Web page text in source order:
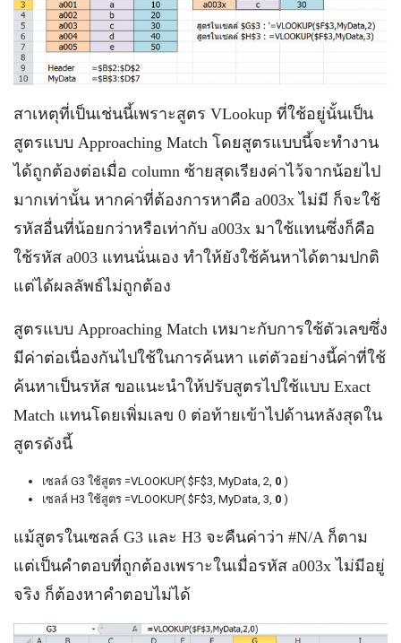
สาเหตุที่เป็นเช่นนี้เพราะสูตร VLookup ที่ใช้อยู่นั้นเป็น
สูตรแบบ Approaching Match โดยสูตรแบบนี้จะทำงาน
ได้ถูกต้องต่อเมื่อ column ซ้ายสุดเรียงค่าไว้จากน้อยไป
มากเท่านั้น หากค่าที่ต้องการหาคือ a003x ไม่มี ก็จะใช้
รหัสอื่นที่น้อยกว่าหรือเท่ากับ a003x มาใช้แทนซึ่งก็คือ
ใช้รหัส a003 แทนนั่นเอง ทำให้ยังใช้ค้นหาได้ตามปกติ
แต่ได้ผลลัพธ์ไม่ถูกต้อง
สูตรแบบ Approaching Match เหมาะกับการใช้ตัวเลขซึ่ง
มีค่าต่อเนื่องกันไปใช้ในการค้นหา แต่ตัวอย่างนี้ค่าที่ใช้
ค้นหาเป็นรหัส ขอแนะนำให้ปรับสูตรไปใช้แบบ Exact
Match แทนโดยเพิ่มเลข 0 ต่อท้ายเข้าไปด้านหลังสุดใน
สูตรดังนี้
เซลล์ G3 ใช้สูตร =VLOOKUP( $F$3, MyData, 2, 0 )
เซลล์ H3 ใช้สูตร =VLOOKUP( $F$3, MyData, 3, 0 )
แม้สูตรในเซลล์ G3 และ H3 จะคืนค่าว่า #N/A ก็ตาม
แต่เป็นคำตอบที่ถูกต้องเพราะในเมื่อรหัส a003x ไม่มีอยู่
จริง ก็ต้องหาคำตอบไม่ได้